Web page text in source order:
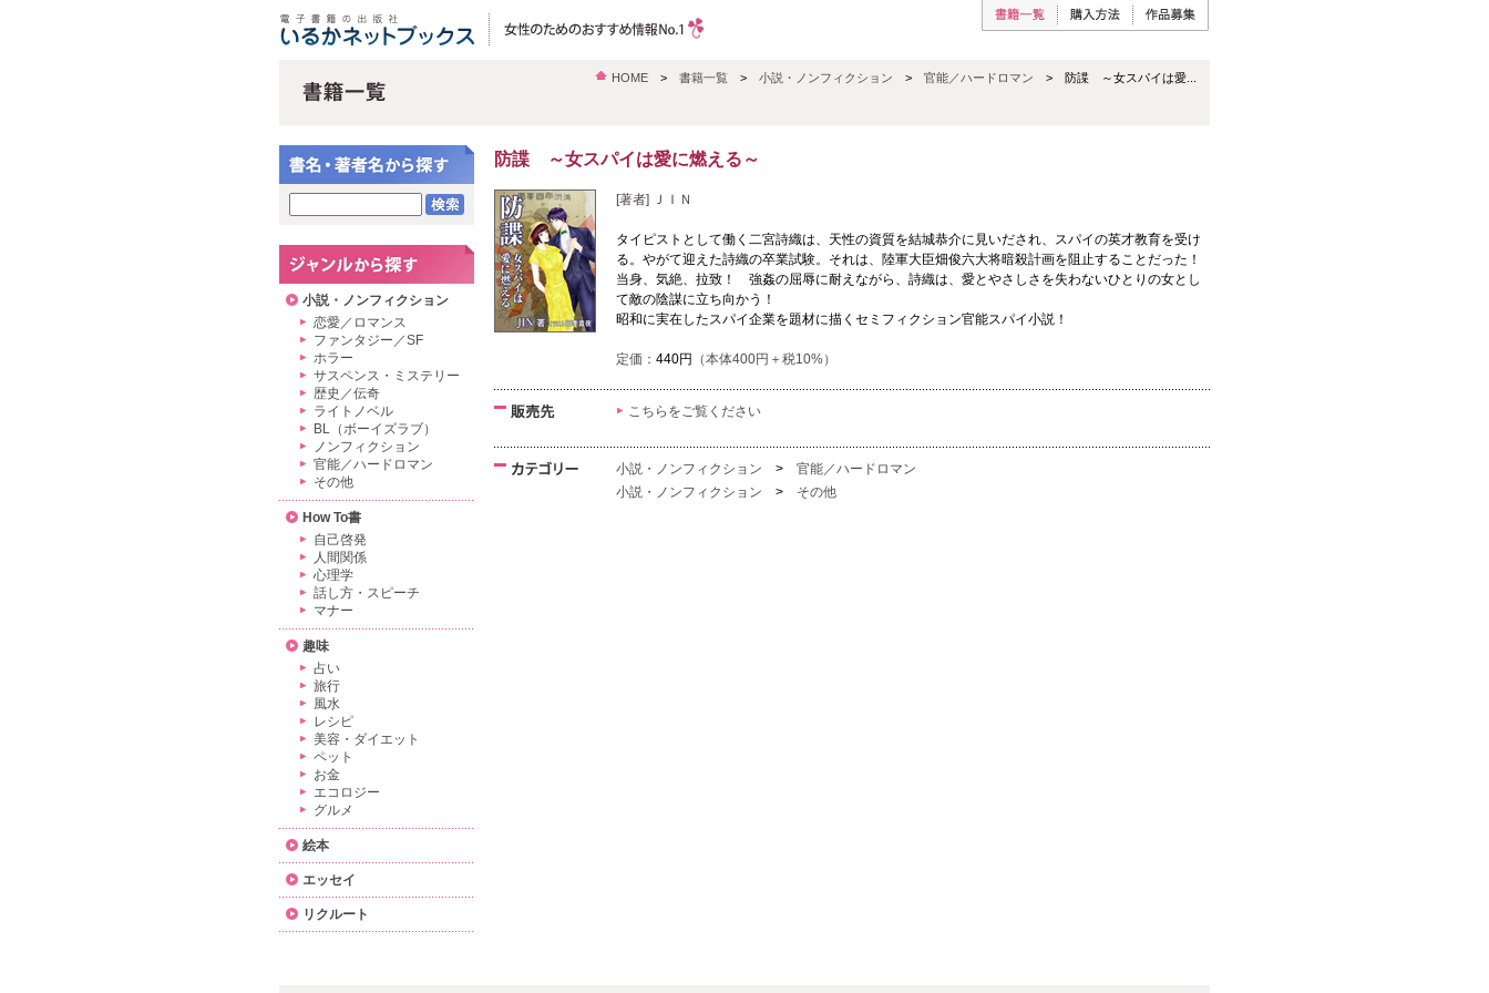
HOME > 書籍一覧 > 小説・ノンフィクション > 官能／ハードロマン > 防諜 ～女スパイは愛...
防諜 ～女スパイは愛に燃える～
[著者] ＪＩＮ
タイピストとして働く二宮詩織は、天性の資質を結城恭介に見いだされ、スパイの英才教育を受け
る。やがて迎えた詩織の卒業試験。それは、陸軍大臣畑俊六大将暗殺計画を阻止することだった！
当身、気絶、拉致！ 強姦の屈辱に耐えながら、詩織は、愛とやさしさを失わないひとりの女とし
て敵の陰謀に立ち向かう！
昭和に実在したスパイ企業を題材に描くセミフィクション官能スパイ小説！
定価： 440円 （本体400円＋税10%）
こちらをご覧ください
小説・ノンフィクション > 官能／ハードロマン
小説・ノンフィクション > その他
小説・ノンフィクション
恋愛／ロマンス
ファンタジー／SF
ホラー
サスペンス・ミステリー
歴史／伝奇
ライトノベル
BL（ボーイズラブ）
ノンフィクション
官能／ハードロマン
その他
How To書
自己啓発
人間関係
心理学
話し方・スピーチ
マナー
趣味
占い
旅行
風水
レシピ
美容・ダイエット
ペット
お金
エコロジー
グルメ
絵本
エッセイ
リクルート